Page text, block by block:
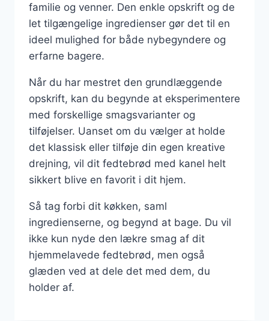
familie og venner. Den enkle opskrift og de
let tilgængelige ingredienser gør det til en
ideel mulighed for både nybegyndere og
erfarne bagere.
Når du har mestret den grundlæggende
opskrift, kan du begynde at eksperimentere
med forskellige smagsvarianter og
tilføjelser. Uanset om du vælger at holde
det klassisk eller tilføje din egen kreative
drejning, vil dit fedtebrød med kanel helt
sikkert blive en favorit i dit hjem.
Så tag forbi dit køkken, saml
ingredienserne, og begynd at bage. Du vil
ikke kun nyde den lækre smag af dit
hjemmelavede fedtebrød, men også
glæden ved at dele det med dem, du
holder af.